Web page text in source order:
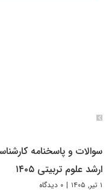
سوالات و پاسخنامه
ارشد علوم تربیتی ۱۴۰۵
۱ تیر, ۱۴۰۵ | ۰ دیدگاه